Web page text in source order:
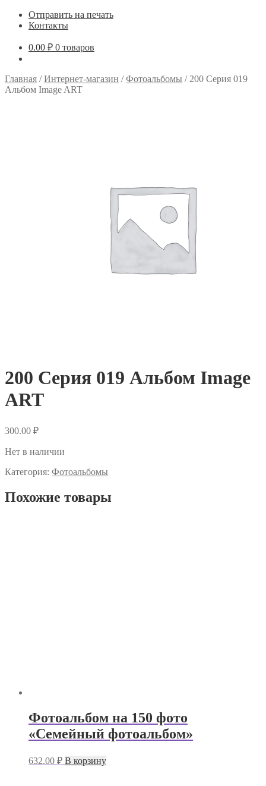
Отправить на печать
Контакты
0.00 ₽ 0 товаров
Главная /Интернет-магазин /Фотоальбомы / 200 Серия 019
Альбом Image ART
200 Серия 019 Альбом Image
ART
300.00 ₽
Нет в наличии
Категория: Фотоальбомы
Похожие товары
Фотоальбом на 150 фото
«Семейный фотоальбом»
632.00 ₽ В корзину